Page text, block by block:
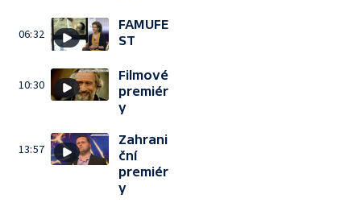
06:32
FAMUFE
ST
10:30
Filmové
premiér
y
13:57
Zahrani
ční
premiér
y